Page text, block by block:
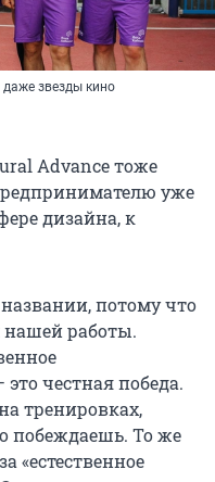
даже звезды кино
Advance тоже
уже
дизайна, к
потому что
работы.
это честная победа.
тренировках,
побеждаешь. То же
«естественное